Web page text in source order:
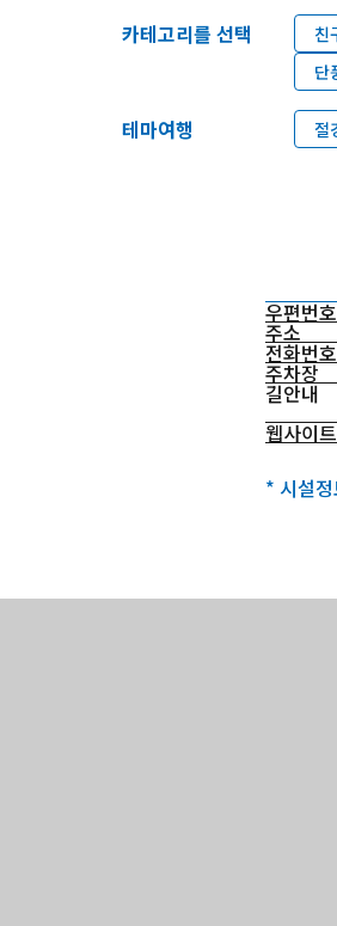
카테고리를 선택 친
단
테마여행 절
우편번호
주소
전화번호
주차장
길안내
웹사이트
* 시설